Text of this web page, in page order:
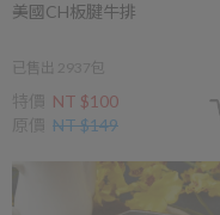
美國CH板腱牛排
NT $100
NT $149